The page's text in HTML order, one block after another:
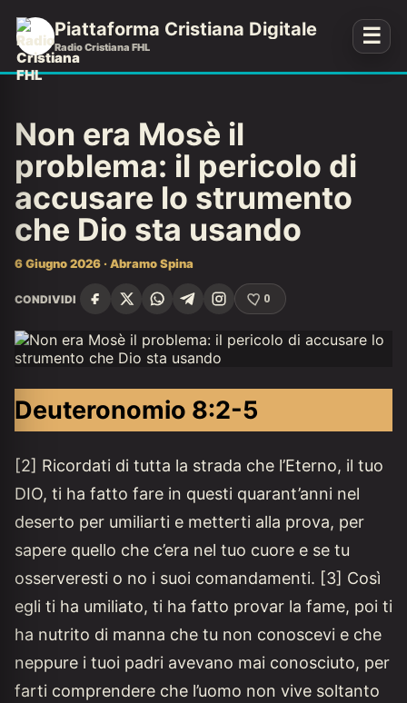
Piattaforma Cristiana Digitale
Radio Cristiana FHL ☰
Non era Mosè il
problema: il pericolo di
accusare lo strumento
che Dio sta usando
6 Giugno 2026 · Abramo Spina
CONDIVIDI 0
Deuteronomio 8:2-5
[2] Ricordati di tutta la strada che l’Eterno, il tuo
DIO, ti ha fatto fare in questi quarant’anni nel
deserto per umiliarti e metterti alla prova, per
sapere quello che c’era nel tuo cuore e se tu
osserveresti o no i suoi comandamenti. [3] Così
egli ti ha umiliato, ti ha fatto provar la fame, poi ti
ha nutrito di manna che tu non conoscevi e che
neppure i tuoi padri avevano mai conosciuto, per
farti comprendere che l’uomo non vive soltanto